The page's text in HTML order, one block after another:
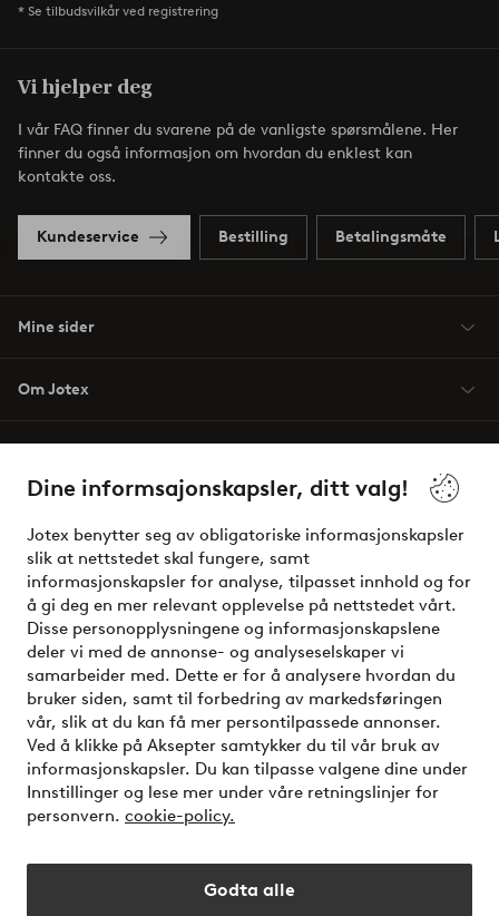
Dine informsajonskapsler, ditt valg!
Jotex benytter seg av obligatoriske informasjonskapsler
slik at nettstedet skal fungere, samt
informasjonskapsler for analyse, tilpasset innhold og for
å gi deg en mer relevant opplevelse på nettstedet vårt.
Disse personopplysningene og informasjonskapslene
deler vi med de annonse- og analyseselskaper vi
samarbeider med. Dette er for å analysere hvordan du
bruker siden, samt til forbedring av markedsføringen
vår, slik at du kan få mer persontilpassede annonser.
Ved å klikke på Aksepter samtykker du til vår bruk av
informasjonskapsler. Du kan tilpasse valgene dine under
Innstillinger og lese mer under våre retningslinjer for
personvern. cookie-policy.
Godta alle
* Se tilbudsvilkår ved registrering
Vi hjelper deg
I vår FAQ finner du svarene på de vanligste spørsmålene. Her
finner du også informasjon om hvordan du enklest kan
kontakte oss.
Kundeservice Bestilling Betalingsmåte
Mine sider
Om Jotex
Venner
Sikre betalinger - Betal direkte eller del opp
Vil du vite mer om våre betalingsalternativer?
elpy